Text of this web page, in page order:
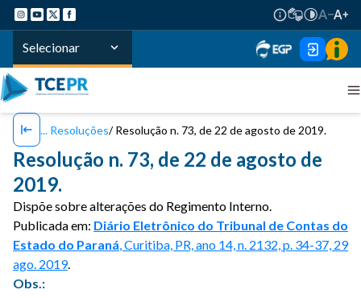
Selecionar
Resoluções Resolução n. 73, de 22 de agosto de 2019.
Resolução n. 73, de 22 de agosto de
2019.
Dispõe sobre alterações do Regimento Interno.
Publicada em: Diário Eletrônico do Tribunal de Contas do
Estado do Paraná, Curitiba, PR, ano 14, n. 2132, p. 34-37, 29
ago. 2019.
Obs.: